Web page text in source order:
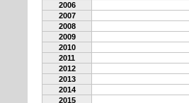
2006
2007
2008
2009
2010
2011
2012
2013
2014
2015